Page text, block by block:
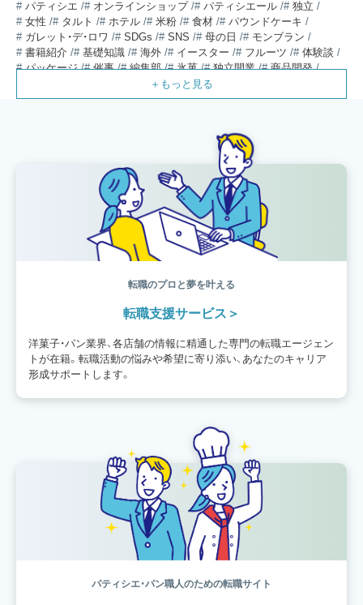
パティシエ オンラインショップ パティシエール
独立
女性
タルト ホテル 米粉 食材
パウンドケーキ
ガレット・デ・ロワ
SDGs SNS 母の日
モンブラン
書籍紹介
基礎知識 海外 イースター フルーツ
体験談
パッケージ
催事 編集部 氷菓 独立開業
商品開発
ブーランジェ
販売促進
コラム パン スタッフ育成
就職活動
インタビュー
コロナ対策
ショコラティエ
ベーカリー 工場 専門学生
海外事情
ワークライフバランス
生菓子 アシェットデセール
フランス オーブン担当 チョコレート
転職のプロと夢を叶える
転職支援サービス
洋菓子・パン業界、各店舗の情報に精通した専門の転職エージェン
トが在籍。転職活動の悩みや希望に寄り添い、あなたのキャリア
形成サポートします。
パティシエ・パン職人のための転職サイト